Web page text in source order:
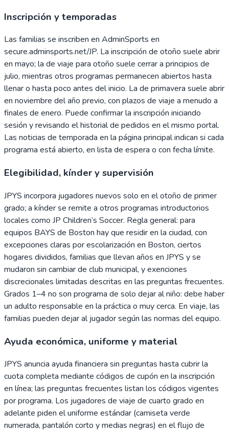
Inscripción y temporadas
Las familias se inscriben en AdminSports en
secure.adminsports.net/JP. La inscripción de otoño suele abrir
en mayo; la de viaje para otoño suele cerrar a principios de
julio, mientras otros programas permanecen abiertos hasta
llenar o hasta poco antes del inicio. La de primavera suele abrir
en noviembre del año previo, con plazos de viaje a menudo a
finales de enero. Puede confirmar la inscripción iniciando
sesión y revisando el historial de pedidos en el mismo portal.
Las noticias de temporada en la página principal indican si cada
programa está abierto, en lista de espera o con fecha límite.
Elegibilidad, kínder y supervisión
JPYS incorpora jugadores nuevos solo en el otoño de primer
grado; a kínder se remite a otros programas introductorios
locales como JP Children’s Soccer. Regla general: para
equipos BAYS de Boston hay que residir en la ciudad, con
excepciones claras por escolarización en Boston, ciertos
hogares divididos, familias que llevan años en JPYS y se
mudaron sin cambiar de club municipal, y exenciones
discrecionales limitadas descritas en las preguntas frecuentes.
Grados 1–4 no son programa de solo dejar al niño: debe haber
un adulto responsable en la práctica o muy cerca. En viaje, las
familias pueden dejar al jugador según las normas del equipo.
Ayuda económica, uniforme y material
JPYS anuncia ayuda financiera sin preguntas hasta cubrir la
cuota completa mediante códigos de cupón en la inscripción
en línea; las preguntas frecuentes listan los códigos vigentes
por programa. Los jugadores de viaje de cuarto grado en
adelante piden el uniforme estándar (camiseta verde
numerada, pantalón corto y medias negras) en el flujo de